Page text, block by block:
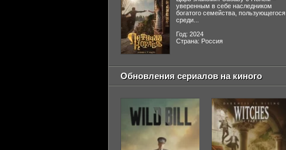
уверенным в себе наследником
богатого семейства, пользующегося
среди...
Год: 2024
Страна: Россия
Обновления сериалов на киного